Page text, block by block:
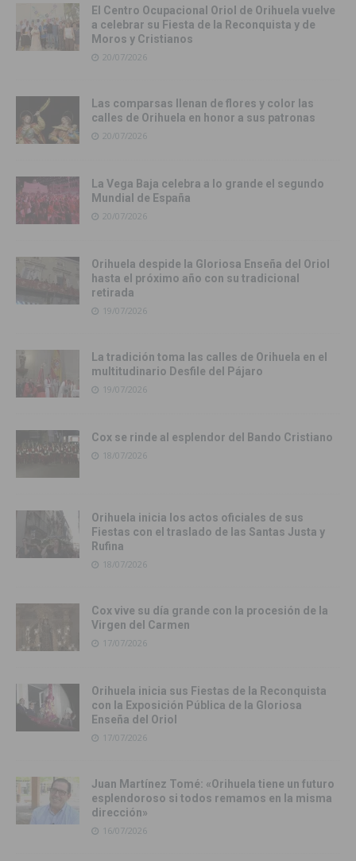
El Centro Ocupacional Oriol de Orihuela vuelve
a celebrar su Fiesta de la Reconquista y de
Moros y Cristianos
20/07/2026
Las comparsas llenan de flores y color las
calles de Orihuela en honor a sus patronas
20/07/2026
La Vega Baja celebra a lo grande el segundo
Mundial de España
20/07/2026
Orihuela despide la Gloriosa Enseña del Oriol
hasta el próximo año con su tradicional
retirada
19/07/2026
La tradición toma las calles de Orihuela en el
multitudinario Desfile del Pájaro
19/07/2026
Cox se rinde al esplendor del Bando Cristiano
18/07/2026
Orihuela inicia los actos oficiales de sus
Fiestas con el traslado de las Santas Justa y
Rufina
18/07/2026
Cox vive su día grande con la procesión de la
Virgen del Carmen
17/07/2026
Orihuela inicia sus Fiestas de la Reconquista
con la Exposición Pública de la Gloriosa
Enseña del Oriol
17/07/2026
Juan Martínez Tomé: «Orihuela tiene un futuro
esplendoroso si todos remamos en la misma
dirección»
16/07/2026